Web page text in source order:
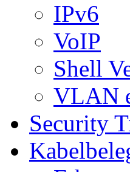
IPv6
VoIP
Shell
VLAN
Security